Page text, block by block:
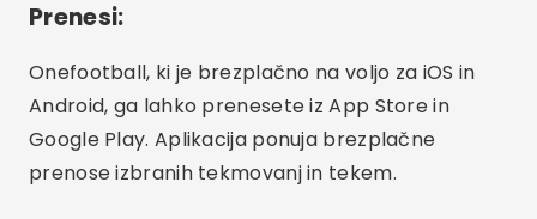
Prenesi:
Onefootball, ki je brezplačno na voljo za iOS in
Android, ga lahko prenesete iz App Store in
Google Play. Aplikacija ponuja brezplačne
prenose izbranih tekmovanj in tekem.